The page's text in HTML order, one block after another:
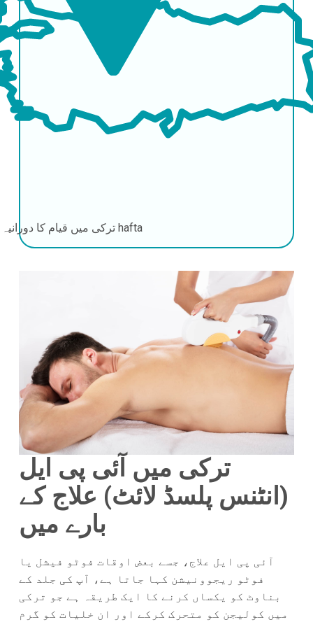
ترکی میں قیام کا 1-2 hafta
ترکی میں آئی پی ایل
(انٹنس پلسڈ لائٹ) علاج کے
بارے میں
آئی پی ایل علاج، جسے بعض اوقات فوٹو فیشل یا
فوٹو ریجوونیشن کہا جاتا ہے، آپ کی جلد کے
بناوٹ کو یکساں کرنے کا ایک طریقہ ہے جو ترکی
میں کولیجن کو متحرک کرکے اور ان خلیات کو گرم